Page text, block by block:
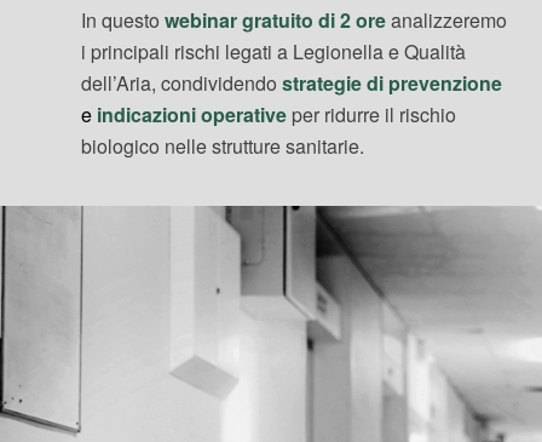
In questowebinar gratuito di 2 oreanalizzeremo
i principali rischi legati a Legionella e Qualità
dell’Aria, condividendostrategie di prevenzione
e indicazioni operative per ridurre il rischio
biologico nelle strutture sanitarie.